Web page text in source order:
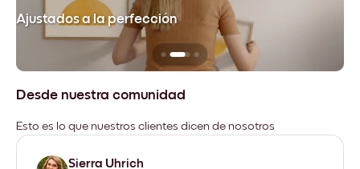
Ajustados a la perfección
Desde nuestra comunidad
Esto es lo que nuestros clientes dicen de nosotros
Sierra Uhrich